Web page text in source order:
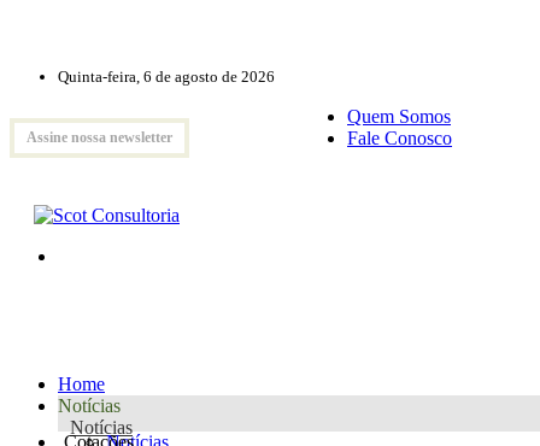
Quinta-feira, 6 de agosto de 2026
Assine nossa newsletter
Quem Somos
Fale Conosco
Home
Notícias
Notícias
Notícias
Cotações